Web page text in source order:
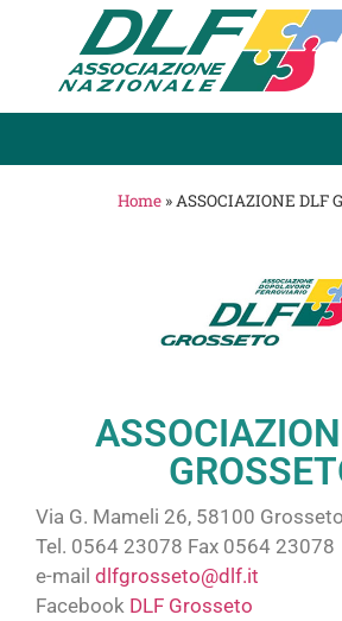
Home»ASSOCIAZIONE DLF
Via G. Mameli 26, 58100
Tel. 0564 23078 Fax 0564 23078
e-mail dlfgrosseto@dlf.it
Facebook DLF Grosseto